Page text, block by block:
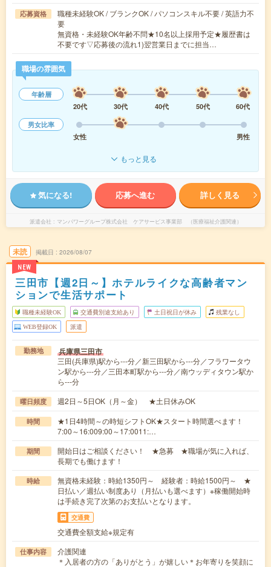
応募資格
職種未経験OK / ブランクOK / パソコンスキル不要 / 英語力不
要
無資格・未経験OK年齢不問★10名以上採用予定★履歴書は
不要です▽応募後の流れ1)翌営業日までに担当…
職場の雰囲気
年齢層
20代
30代 40代 50代
60代
男女比率
女性
男性
もっと見る
気になる! 応募へ進む 詳しく見る
派遣会社 マンパワーグループ株式会社 ケアサービス事業部 （医療福祉介護関連）
未読
NEW
掲載日 2026/08/07
三田市【週2日～】ホテルライクな高齢者マン
ションで生活サポート
職種未経験OK 交通費別途支給あり 土日祝日が休み 残業なし
WEB登録OK 派遣
勤務地 兵庫県三田市
三田(兵庫県)駅から---分／新三田駅から---分／フラワータウ
ン駅から---分／三田本町駅から---分／南ウッディタウン駅か
ら---分
曜日頻度 週2日～5日OK（月～金） ★土日休みOK
時間
★1日4時間～の時短シフトOK★スタート時間選べます！
7:00～16:009:00～17:0011:…
期間
開始日はご相談ください！ ★急募 ★職場が気に入れば、
長期でも働けます！
時給
無資格未経験：時給1350円～ 経験者：時給1500円～ ★
日払い／週払い制度あり（月払いも選べます）※稼働開始時
は手続き完了次第のお支払いとなります。
交通費
交通費全額支給※規定有
仕事内容
介護関連
＊入居者の方の「ありがとう」が嬉しい＊お年寄りを笑顔に